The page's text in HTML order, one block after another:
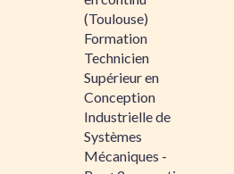
(Toulouse)
Formation
Technicien
Supérieur en
Conception
Industrielle de
Systèmes
Mécaniques -